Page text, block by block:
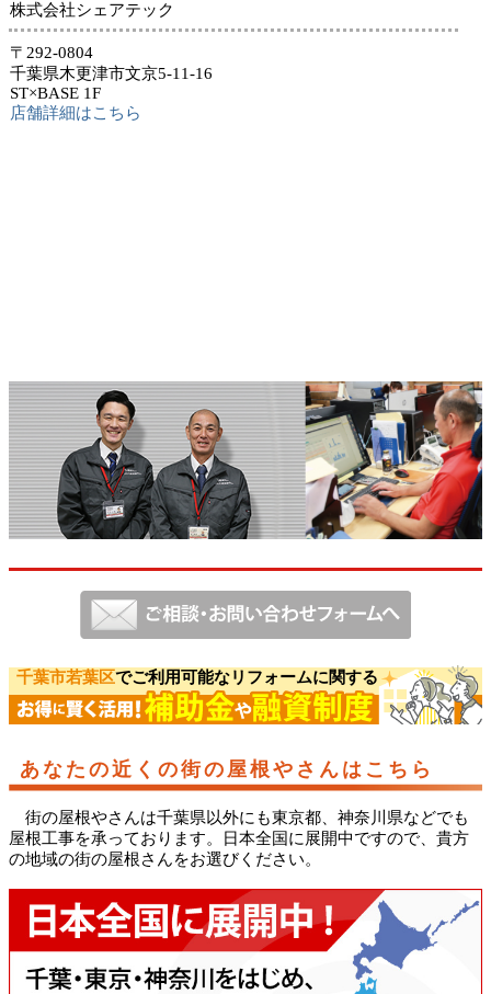
株式会社シェアテック
〒292-0804
千葉県木更津市文京5-11-16
ST×BASE 1F
店舗詳細はこちら
千葉市若葉区でご利用可能なリフォームに関する
あなたの近くの街の屋根やさんはこちら
街の屋根やさんは千葉県以外にも東京都、神奈川県などでも
屋根工事を承っております。日本全国に展開中ですので、貴方
の地域の街の屋根さんをお選びください。